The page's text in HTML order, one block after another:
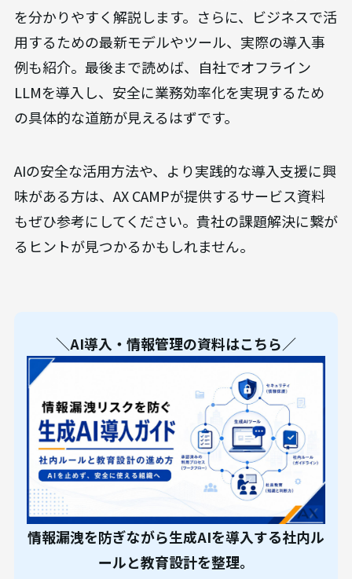
を分かりやすく解説します。さらに、ビジネスで活
用するための最新モデルやツール、実際の導入事
例も紹介。最後まで読めば、自社でオフライン
LLMを導入し、安全に業務効率化を実現するため
の具体的な道筋が見えるはずです。
AIの安全な活用方法や、より実践的な導入支援に興
味がある方は、AX CAMPが提供するサービス資料
もぜひ参考にしてください。貴社の課題解決に繋が
るヒントが見つかるかもしれません。
＼AI導入・情報管理の資料はこちら／
情報漏洩を防ぎながら生成AIを導入する社内ル
ールと教育設計を整理。